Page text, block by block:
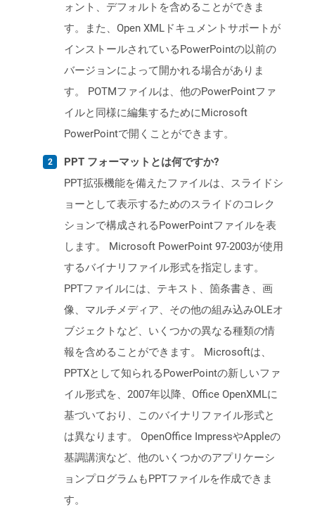
ォント、デフォルトを含めることができま
す。また、Open XMLドキュメントサポートが
インストールされているPowerPointの以前の
バージョンによって開かれる場合がありま
す。 POTMファイルは、他のPowerPointファ
イルと同様に編集するためにMicrosoft
PowerPointで開くことができます。
PPT フォーマットとは何ですか?
PPT拡張機能を備えたファイルは、スライドシ
ョーとして表示するためのスライドのコレク
ションで構成されるPowerPointファイルを表
します。 Microsoft PowerPoint 97-2003が使用
するバイナリファイル形式を指定します。
PPTファイルには、テキスト、箇条書き、画
像、マルチメディア、その他の組み込みOLEオ
ブジェクトなど、いくつかの異なる種類の情
報を含めることができます。 Microsoftは、
PPTXとして知られるPowerPointの新しいファ
イル形式を、2007年以降、Office OpenXMLに
基づいており、このバイナリファイル形式と
は異なります。 OpenOffice ImpressやAppleの
基調講演など、他のいくつかのアプリケーシ
ョンプログラムもPPTファイルを作成できま
す。